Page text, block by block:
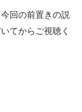
回の前置きの説
てからご視聴く